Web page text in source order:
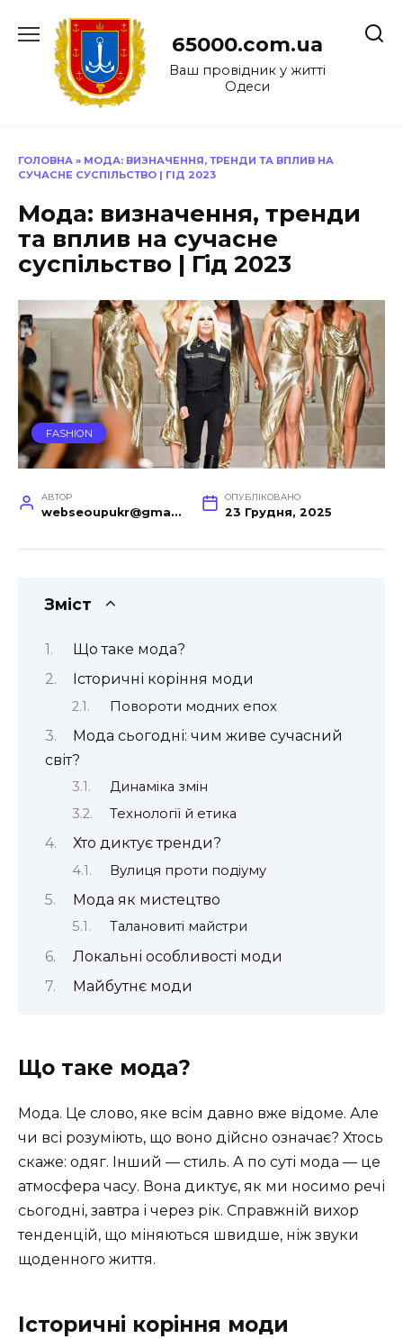
до
65000.com.ua
Ваш провідник у житті
Одеси
ГОЛОВНА » МОДА: ВИЗНАЧЕННЯ, ТРЕНДИ ТА ВПЛИВ НА
СУЧАСНЕ СУСПІЛЬСТВО | ГІД 2023
Мода: визначення, тренди
та вплив на сучасне
суспільство | Гід 2023
FASHION
АВТОР
webseoupukr@gmail.com
ОПУБЛІКОВАНО
23 Грудня, 2025
Зміст
Що таке мода?
Історичні коріння моди
Повороти модних епох
Мода сьогодні: чим живе сучасний
світ?
Динаміка змін
Технології й етика
Хто диктує тренди?
Вулиця проти подіуму
Мода як мистецтво
Талановиті майстри
Локальні особливості моди
Майбутнє моди
Що таке мода?
Мода. Це слово, яке всім давно вже відоме. Але
чи всі розуміють, що воно дійсно означає? Хтось
скаже: одяг. Інший — стиль. А по суті мода — це
атмосфера часу. Вона диктує, як ми носимо речі
сьогодні, завтра і через рік. Справжній вихор
тенденцій, що міняються швидше, ніж звуки
щоденного життя.
Історичні коріння моди